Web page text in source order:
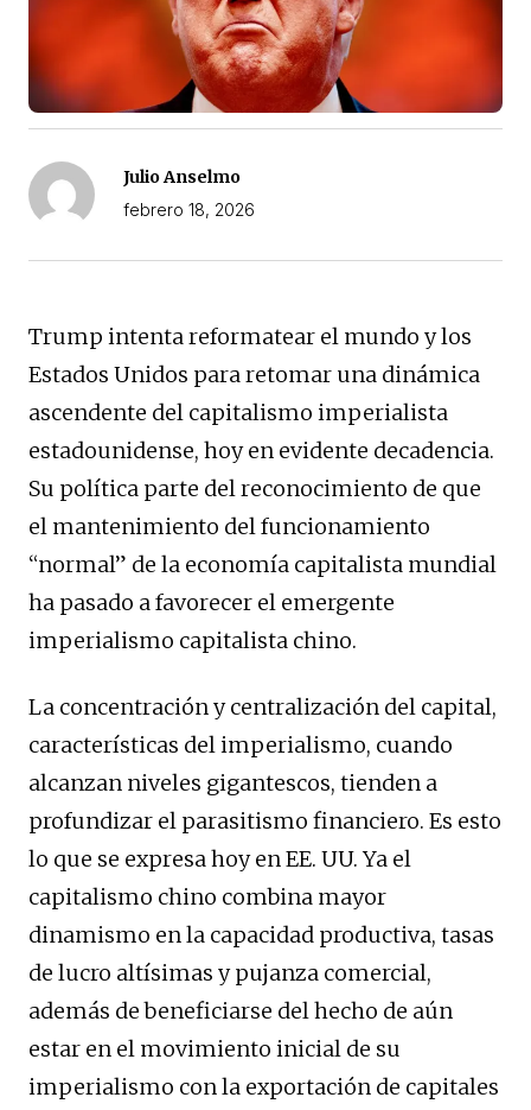
Julio Anselmo
febrero 18, 2026
Trump intenta reformatear el mundo y los
Estados Unidos para retomar una dinámica
ascendente del capitalismo imperialista
estadounidense, hoy en evidente decadencia.
Su política parte del reconocimiento de que
el mantenimiento del funcionamiento
“normal” de la economía capitalista mundial
ha pasado a favorecer el emergente
imperialismo capitalista chino.
La concentración y centralización del capital,
características del imperialismo, cuando
alcanzan niveles gigantescos, tienden a
profundizar el parasitismo financiero. Es esto
lo que se expresa hoy en EE. UU. Ya el
capitalismo chino combina mayor
dinamismo en la capacidad productiva, tasas
de lucro altísimas y pujanza comercial,
además de beneficiarse del hecho de aún
estar en el movimiento inicial de su
imperialismo con la exportación de capitales